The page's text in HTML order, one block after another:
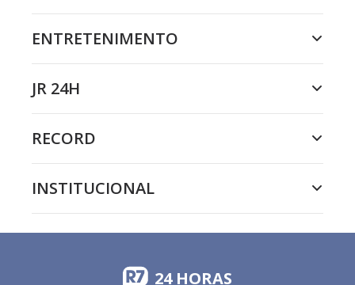
ENTRETENIMENTO
JR 24H
RECORD
INSTITUCIONAL
24 HORAS